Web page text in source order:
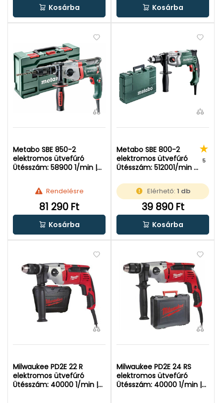
Kosárba Kosárba
Metabo SBE 850-2
elektromos ütvefúró
Ütésszám: 58900 1/min |
Rendelésre
81 290 Ft
Kosárba
Metabo SBE 800-2
elektromos ütvefúró
Ütésszám: 512001/min |
5
Elérhető: 1 db
39 890 Ft
Kosárba
Milwaukee PD2E 22 R
elektromos ütvefúró
Ütésszám: 40000 1/min |
Milwaukee PD2E 24 RS
elektromos ütvefúró
Ütésszám: 40000 1/min |